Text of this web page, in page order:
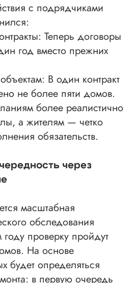
с подрядчиками
Теперь договоры
год вместо прежних
В один контракт
не более пяти домов.
более реалистично
а жителям — четко
обязательств.
через
масштабная
обследования
проверку пройдут
На основе
будет определяться
в первую очередь